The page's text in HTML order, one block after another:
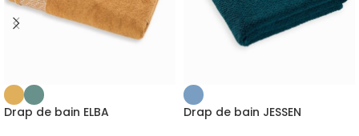
Drap de bain ELBA Drap de bain JESSEN